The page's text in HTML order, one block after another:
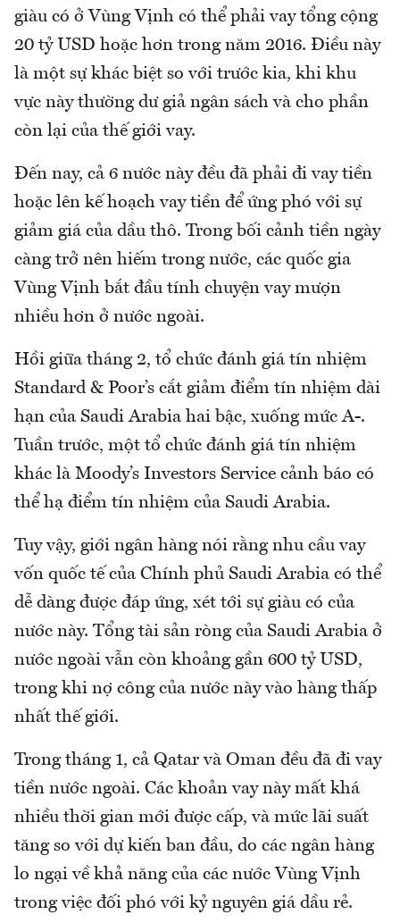
giàu có ở Vùng Vịnh có thể phải vay tổng cộng
20 tỷ USD hoặc hơn trong năm 2016. Điều này
là một sự khác biệt so với trước kia, khi khu
vực này thường dư giả ngân sách và cho phần
còn lại của thế giới vay.
Đến nay, cả 6 nước này đều đã phải đi vay tiền
hoặc lên kế hoạch vay tiền để ứng phó với sự
giảm giá của dầu thô. Trong bối cảnh tiền ngày
càng trở nên hiếm trong nước, các quốc gia
Vùng Vịnh bắt đầu tính chuyện vay mượn
nhiều hơn ở nước ngoài.
Hồi giữa tháng 2, tổ chức đánh giá tín nhiệm
Standard & Poor’s cắt giảm điểm tín nhiệm dài
hạn của Saudi Arabia hai bậc, xuống mức A-.
Tuần trước, một tổ chức đánh giá tín nhiệm
khác là Moody’s Investors Service cảnh báo có
thể hạ điểm tín nhiệm của Saudi Arabia.
Tuy vậy, giới ngân hàng nói rằng nhu cầu vay
vốn quốc tế của Chính phủ Saudi Arabia có thể
dễ dàng được đáp ứng, xét tới sự giàu có của
nước này. Tổng tài sản ròng của Saudi Arabia ở
nước ngoài vẫn còn khoảng gần 600 tỷ USD,
trong khi nợ công của nước này vào hàng thấp
nhất thế giới.
Trong tháng 1, cả Qatar và Oman đều đã đi vay
tiền nước ngoài. Các khoản vay này mất khá
nhiều thời gian mới được cấp, và mức lãi suất
tăng so với dự kiến ban đầu, do các ngân hàng
lo ngại về khả năng của các nước Vùng Vịnh
trong việc đối phó với kỷ nguyên giá dầu rẻ.